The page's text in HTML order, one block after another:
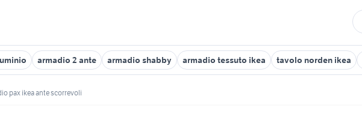
armadio 2 ante armadio shabby armadio tessuto ikea tavolo norden ikea
pax ikea ante scorrevoli